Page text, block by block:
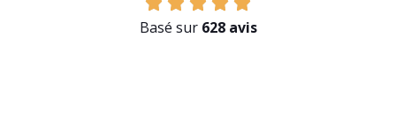
Basé sur 628 avis